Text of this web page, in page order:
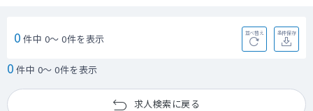
0 件中 0～ 0件を表示 並べ替え 条件保存
0 件中 0～ 0件を表示
求人検索に戻る